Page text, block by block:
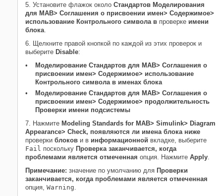
5. Установите флажок около Стандартов Моделирования
для MAB> Соглашения о присвоении имен> Содержимое>
использование Контрольного символа в проверке имени
блока
6. Щелкните правой кнопкой по каждой из этих проверок и
выберите Disable:
Моделирование Стандартов для MAB> Соглашения о
присвоении имен> Содержимое> использование
Контрольного символа в именах блока
Моделирование Стандартов для MAB> Соглашения о
присвоении имен> Содержимое> продолжительность
Проверки имени подсистемы
7. Нажмите Modeling Standards for MAB> Simulink> Diagram
Appearance> Check, появляются ли имена блока ниже
проверки блоков и в информационной вкладке, выберите
Fail поскольку Проверка заканчивается, когда
проблемами является отмеченная опция. Нажмите Apply
Примечание: значение по умолчанию для Проверки
заканчивается, когда проблемами является отмеченная
опция, Warning